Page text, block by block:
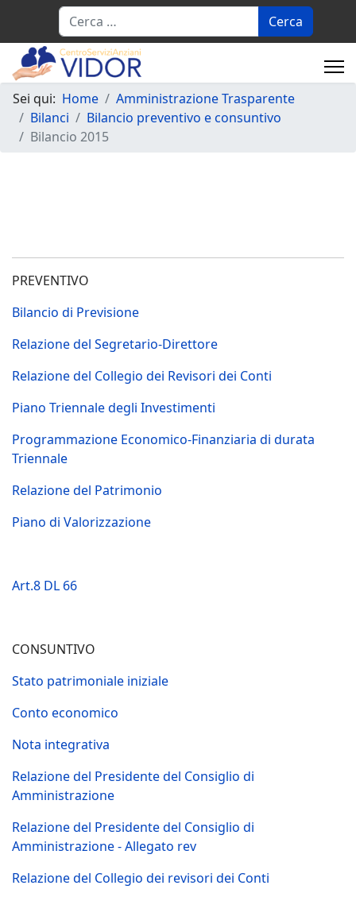
Cerca
Sei qui: Home
Amministrazione Trasparente
Bilanci
Bilancio preventivo e consuntivo
Bilancio 2015
PREVENTIVO
Bilancio di Previsione
Relazione del Segretario-Direttore
Relazione del Collegio dei Revisori dei Conti
Piano Triennale degli Investimenti
Programmazione Economico-Finanziaria di durata
Triennale
Relazione del Patrimonio
Piano di Valorizzazione
Art.8 DL 66
CONSUNTIVO
Stato patrimoniale iniziale
Conto economico
Nota integrativa
Relazione del Presidente del Consiglio di
Amministrazione
Relazione del Presidente del Consiglio di
Amministrazione - Allegato rev
Relazione del Collegio dei revisori dei Conti